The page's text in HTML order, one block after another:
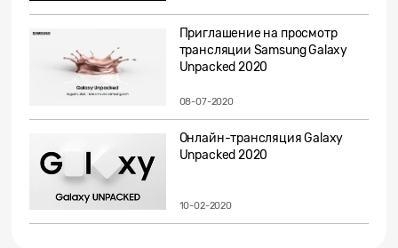
Приглашение на просмотр
трансляции Samsung Galaxy
Unpacked 2020
08-07-2020
Онлайн-трансляция Galaxy
Unpacked 2020
10-02-2020